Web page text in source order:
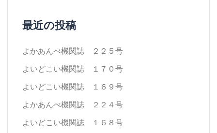
最近の投稿
よかあんべ機関誌 ２２５号
よいどこい機関誌 １７０号
よいどこい機関誌 １６９号
よかあんべ機関誌 ２２４号
よいどこい機関誌 １６８号